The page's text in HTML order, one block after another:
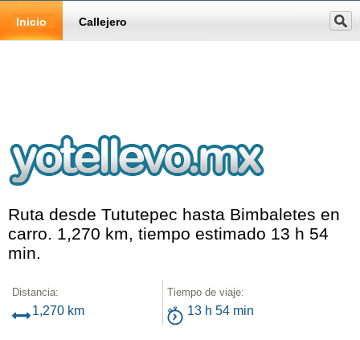
Inicio Callejero
Ruta desde Tututepec hasta Bimbaletes en
carro. 1,270 km, tiempo estimado 13 h 54
min.
Distancia:
1,270 km
Tiempo de viaje:
13 h 54 min